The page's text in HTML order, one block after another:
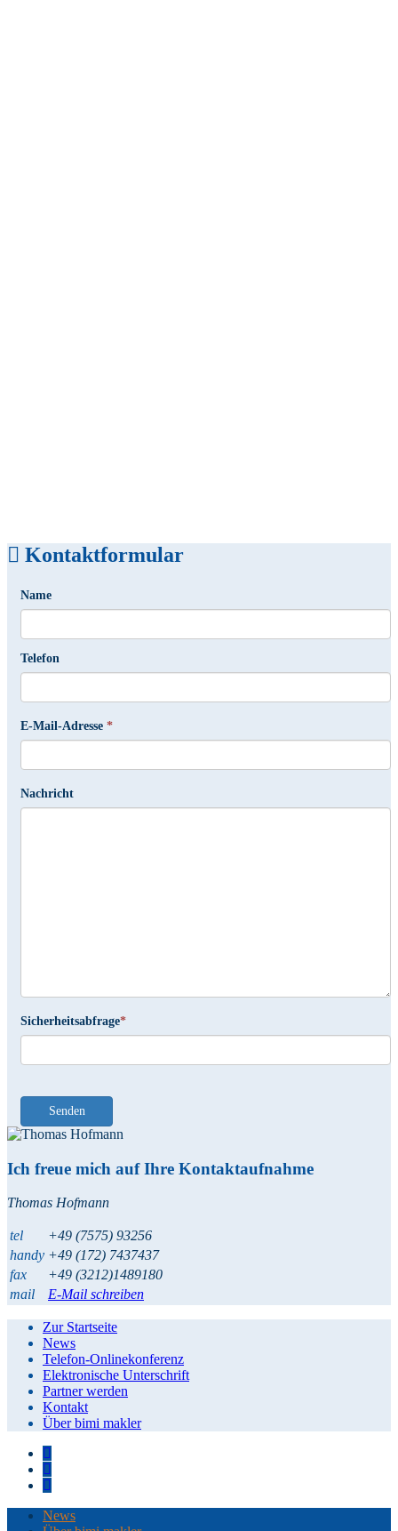
Kontaktformular
Name
Telefon
E-Mail-Adresse *
Nachricht
Sicherheitsabfrage*
Senden
Ich freue mich auf Ihre Kontaktaufnahme
Thomas Hofmann
tel
+49 (7575) 93256
handy +49 (172) 7437437
fax
+49 (3212)1489180
mail
E-Mail schreiben
Zur Startseite
News
Telefon-Onlinekonferenz
Elektronische Unterschrift
Partner werden
Kontakt
Über bimi makler
News